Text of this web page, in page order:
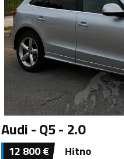
Audi - Q5 - 2.0
12 800€ Hitno